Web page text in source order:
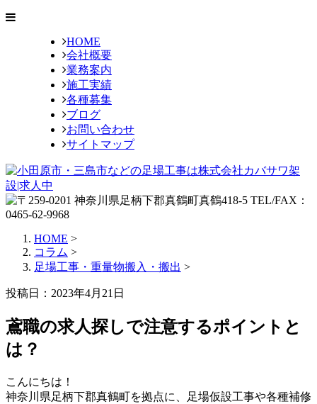
HOME
会社概要
業務案内
施工実績
各種募集
ブログ
お問い合わせ
サイトマップ
HOME >
コラム >
足場工事・重量物搬入・搬出 >
投稿日：2023年4月21日
鳶職の求人探しで注意するポイントと
は？
こんにちは！
神奈川県足柄下郡真鶴町を拠点に、足場仮設工事や各種補修